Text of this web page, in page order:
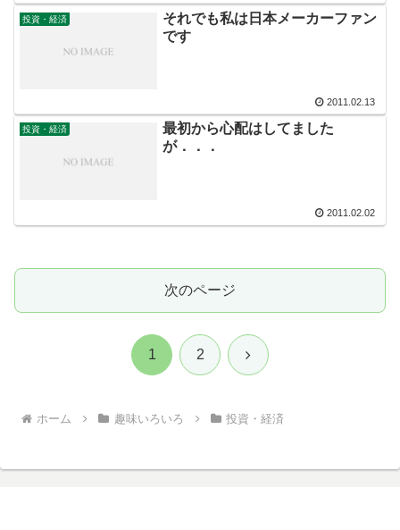
投資・経済
それでも私は日本メーカーファン
です
2011.02.13
投資・経済
最初から心配はしてました
が．．．
2011.02.02
次のページ
1 2 次
ホーム 趣味いろいろ 投資・経済